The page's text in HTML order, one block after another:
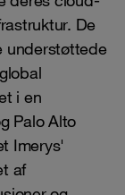
De
understøttede
i en
Palo Alto
Imerys'
af